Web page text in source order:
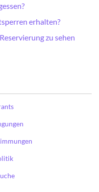
erhalten?
zu sehen